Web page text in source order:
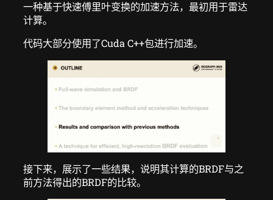
一种基于快速傅里叶变换的加速方法，最初用于雷达
计算。
代码大部分使用了Cuda C++包进行加速。
接下来，展示了一些结果，说明其计算的BRDF与之
前方法得出的BRDF的比较。